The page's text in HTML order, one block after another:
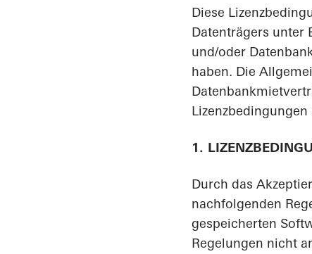
Diese
Datenträgers unter
und/oder
haben. Die
Lizenzbedingungen
1.
Durch das
nachfolgenden
gespeicherten
Regelungen nicht